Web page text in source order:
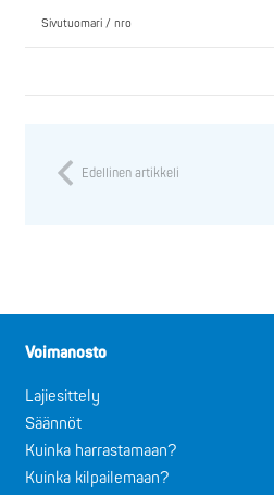
Sivutuomari / nro
Edellinen artikkeli
Voimanosto
Lajiesittely
Säännöt
Kuinka harrastamaan?
Kuinka kilpailemaan?